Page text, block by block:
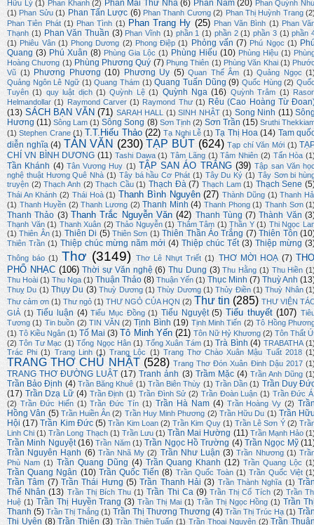
Hữu Lý (1) Phan Khanh (2) Phan Mai Thư Nhã (6) Phan Nam (20) Phan Quỳnh
(1) Phan Sửu (1) Phan Tấn Lược (6) Phan Thanh Cương (2) Phan Thị Huỳnh Trang
Phan Tiên Phát (1) Phan Tình (1) Phan Trang Hy (25) Phan Văn Bình (1) Phan
Thạnh (1) Phan Văn Thuần (3) Phan Vĩnh (1) phần 1 (1) phần 2 (1) phần 3 (1) phần
(1) Phiêu Vân (1) Phong Dương (2) Phong Điệp (1) Phỏng vấn (7) Phú Ngọc (1)
Quang (3) Phú Xuân (8) Phùng Gia Lộc (1) Phùng Hiếu (10) Phùng Hiệu (1)
Hoàng Chương (1) Phùng Phương Quý (7) Phụng Thiên (1) Phùng Văn Khai (1)
Vũ (1) Phương Phương (10) Phương Uy (5) Quan Thế Âm (1) Quảng Ngọc
Quảng Ngôn Lê Ngữ (1) Quang Thám (1) Quang Tuấn Dũng (9) Quốc Hùng (2)
Tuyên (1) quy luật dịch (1) Quỳnh Lệ (1) Quỳnh Nga (16) Quỳnh Trâm (1)
Helmandollar (1) Raymond Carver (1) Raymond Thư (1) Rêu (Cao Hoàng Từ
(13) SÁCH BẠN VĂN (71) SARAH HALL (1) SINH NHẬT (1) Song Ninh (11)
Hương (11) Sông Lam (1) Sông Song (8) Sơn Tịnh (2) Sơn Trần (15) Sruthi
(1) Stephen Crane (1) T.T.Hiếu Thảo (22) Tạ Nghi Lễ (1) Tạ Thị Hoa (14) Tam
diễn nghĩa (4) TẢN VĂN (230) TẠP BÚT (624) Tạp chí Văn Mới (1)
CHÍ VN BÌNH DƯƠNG (11) Tashi Dawa (1) Tâm Lãng (1) Tâm Nhiên (2) Tấn Hòa
Tần Khánh (4) Tân Vương Huy (1) TẬP SAN ÁO TRẮNG (39) Tập san Văn
nghệ thuật Hương Quê Nhà (1) Tây bá hầu Cơ Phát (1) Tây Du Ký (1) Tây Sơn bi
truyện (2) Thạch Anh (2) Thạch Cầu (1) Thạch Đà (7) Thạch Lam (1) Thạch Sene
Thái An Khánh (2) Thái Hoà (1) Thanh Bình Nguyên (27) Thành Dũng (1) Thanh
(1) Thanh Huyền (2) Thanh Lương (2) Thanh Minh (4) Thanh Phong (1) Thanh Sơn
Thanh Thảo (3) Thanh Trắc Nguyễn Văn (42) Thanh Tùng (7) Thành Văn
Thạnh Văn (1) Thanh Xuân (2) Thảo Nguyễn (1) Thâm Tâm (1) Thần Y (1) Thi Ngọc
(1) Thiên Ân (1) Thiên Di (5) Thiên Sơn (1) Thiên Thần Áo Trắng (7) Thiên Tôn
Thiên Trần (1) Thiệp chúc mừng năm mới (4) Thiệp chúc Tết (3) Thiệp mừng
Thông báo (1) Thơ (3149) Thơ Lê Nhựt Triết (1) THƠ MỜI HOẠ (7)
PHỔ NHẠC (106) Thời sự Văn nghệ (6) Thu Dung (3) Thu Hằng (1) Thu Hiền
Thu Hoài (1) Thu Nga (1) Thuận Thảo (8) Thuận Yến (1) Thục Minh (7) Thuỳ Anh
Thuỵ Du (1) Thụy Du (3) Thuỳ Dương (1) Thùy Dương (1) Thủy Điền (1) Thuỳ Nhân
Thư cảm ơn (1) Thư ngỏ (1) THƯ NGỎ CỦA HQN (2) Thư tin (285) THƯ VIỆN
GIẢ (1) Tiểu luận (4) Tiểu Mục Đồng (1) Tiểu Nguyệt (5) Tiểu thuyết (107)
Tương (1) Tin buồn (2) TIN VĂN (2) Tịnh Bình (19) Tịnh Minh Tiến (2) Tô Hồng
(1) Tô Kiều Ngân (1) Tố Mai (3) Tô Minh Yến (21) Tôn Nữ Hỷ Khương (2) Tôn Thất
(2) Tôn Tư Mạc (1) Tống Ngọc Hân (1) Tống Xuân Tám (1) Trà Bình (4) TRABATHA
Trác Phi (1) Trang Linh (1) Trang Lộc (1) Trang Thơ Chào Xuân Mậu Tuất 2018
TRANG THƠ CHỦ NHẬT (528) Trang Thơ Đón Xuân Đinh Dậu 2017
TRANG THƠ ĐƯỜNG LUẬT (17) Tranh ảnh (3) Trầm Mặc (4) Trần Anh Dũng
Trần Bảo Định (4) Trần Băng Khuê (1) Trần Biên Thùy (1) Trần Dần (1) Trần Duy
(17) Trần Dzạ Lữ (4) Trần Định (1) Trần Đình Sử (2) Trần Đoàn Luận (1) Trần Đức
(2) Trần Đức Hiển (1) Trần Đức Tín (1) Trần Hà Nam (4) Trần Hoàng Vy (2)
Hồng Vân (5) Trần Huiền Ân (2) Trần Huy Minh Phương (2) Trần Hữu Du (1) Trần
Hội (17) Trần Kim Đức (5) Trần Kim Loan (2) Trần Kim Quy (1) Trần Lê Sơn Ý (2)
Linh Chi (1) Trần Long Thạch (1) Trần Lưu (1) Trần Mai Hường (11) Trần Mạnh Hảo
Trần Minh Nguyệt (16) Trần Năm (1) Trần Ngọc Hồ Trường (4) Trần Ngọc Mỹ
Trần Nguyên Hạnh (6) Trần Nhã My (2) Trần Như Luận (3) Trần Nhương (1)
Phù Nam (1) Trần Quang Dũng (4) Trần Quang Khanh (12) Trần Quang Lộc
Trần Quang Ngân (10) Trần Quốc Tiến (8) Trần Quốc Toàn (1) Trần Quốc Việt
Trần Tâm (7) Trần Thái Hưng (5) Trần Thanh Hải (3) Trần Thành Nghĩa (1)
Thế Nhân (13) Trần Thị Bích Thu (1) Trần Thi Ca (9) Trần Thị Cổ Tích (2) Trần
Huệ (1) Trần Thị Huyền Trang (3) Trần Thị Mai (1) Trần Thị Ngọc Hồng (1) Trần
Thanh (5) Trần Thị Thắng (1) Trần Thị Thương Thương (4) Trần Thị Trúc Hạ (1)
Thị Uyên (8) Trần Thiện (3) Trần Thiện Tuấn (1) Trần Thoại Nguyên (2) Trần